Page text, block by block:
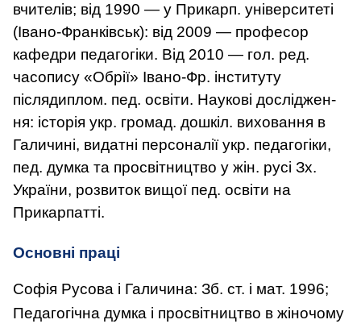
вчителів; від 1990 — у Прикарп. університеті
(Івано-Франківськ): від 2009 — професор
кафедри педагогіки. Від 2010 — гол. ред.
часопису «Обрії» Івано-Фр. ін­ституту
післядиплом. пед. освіти. Наукові дослідже­н­
ня: історія укр. громад. до­шкіл. вихова­н­ня в
Галичині, видатні персоналії укр. педагогіки,
пед. думка та просвітництво у жін. русі Зх.
України, роз­виток вищої пед. освіти на
Прикарпат­ті.
Основні праці
Софія Русова і Галичина: Зб. ст. і мат. 1996;
Педагогічна думка і просвітництво в жіночому